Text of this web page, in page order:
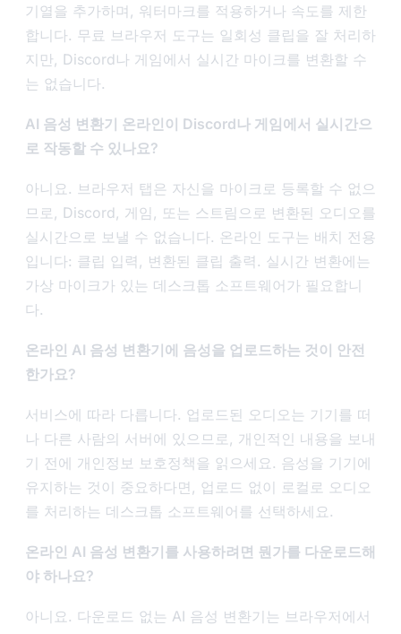
기열을 추가하며, 워터마크를 적용하거나 속도를 제한
합니다. 무료 브라우저 도구는 일회성 클립을 잘 처리하
지만, Discord나 게임에서 실시간 마이크를 변환할 수
는 없습니다.
AI 음성 변환기 온라인이 Discord나 게임에서 실시간으
로 작동할 수 있나요?
아니요. 브라우저 탭은 자신을 마이크로 등록할 수 없으
므로, Discord, 게임, 또는 스트림으로 변환된 오디오를
실시간으로 보낼 수 없습니다. 온라인 도구는 배치 전용
입니다: 클립 입력, 변환된 클립 출력. 실시간 변환에는
가상 마이크가 있는 데스크톱 소프트웨어가 필요합니
다.
온라인 AI 음성 변환기에 음성을 업로드하는 것이 안전
한가요?
서비스에 따라 다릅니다. 업로드된 오디오는 기기를 떠
나 다른 사람의 서버에 있으므로, 개인적인 내용을 보내
기 전에 개인정보 보호정책을 읽으세요. 음성을 기기에
유지하는 것이 중요하다면, 업로드 없이 로컬로 오디오
를 처리하는 데스크톱 소프트웨어를 선택하세요.
온라인 AI 음성 변환기를 사용하려면 뭔가를 다운로드해
야 하나요?
아니요. 다운로드 없는 AI 음성 변환기는 브라우저에서